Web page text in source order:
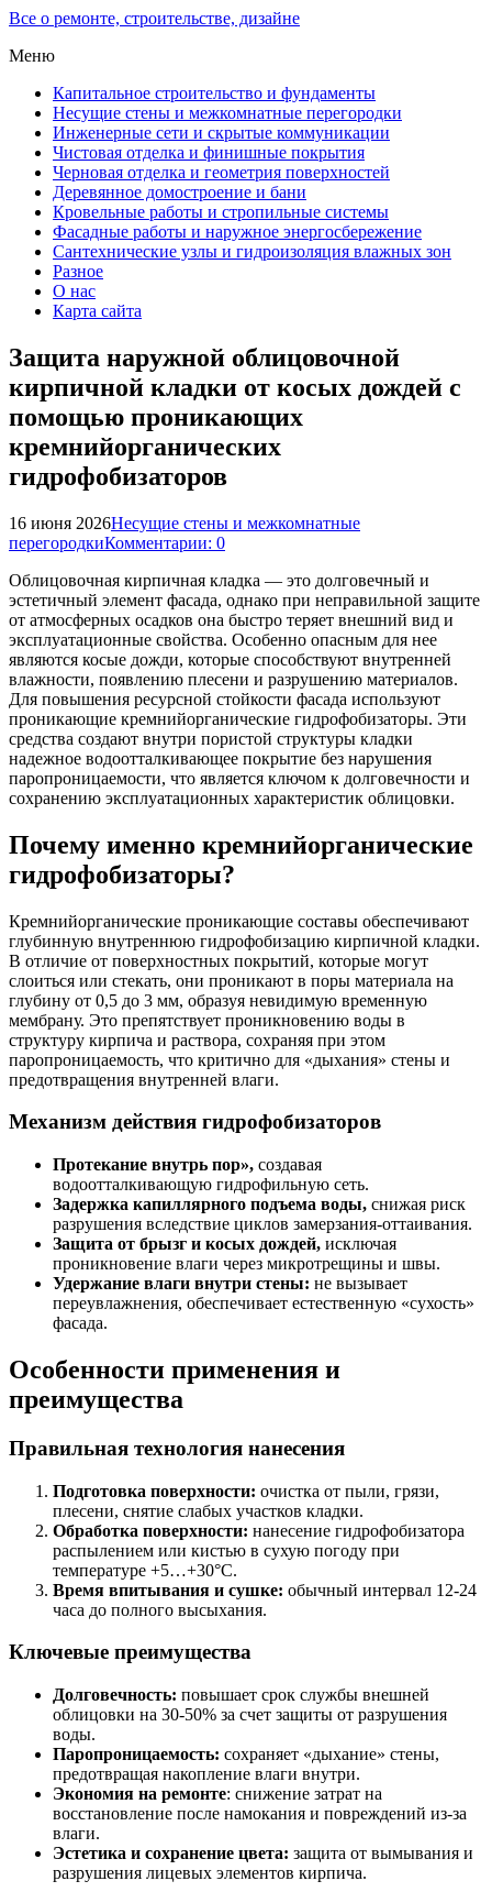
Все о ремонте, строительстве, дизайне
Меню
Капитальное строительство и фундаменты
Несущие стены и межкомнатные перегородки
Инженерные сети и скрытые коммуникации
Чистовая отделка и финишные покрытия
Черновая отделка и геометрия поверхностей
Деревянное домостроение и бани
Кровельные работы и стропильные системы
Фасадные работы и наружное энергосбережение
Сантехнические узлы и гидроизоляция влажных зон
Разное
О нас
Карта сайта
Защита наружной облицовочной
кирпичной кладки от косых дождей с
помощью проникающих
кремнийорганических
гидрофобизаторов
16 июня 2026Несущие стены и межкомнатные
перегородкиКомментарии: 0
Облицовочная кирпичная кладка — это долговечный и
эстетичный элемент фасада, однако при неправильной защите
от атмосферных осадков она быстро теряет внешний вид и
эксплуатационные свойства. Особенно опасным для нее
являются косые дожди, которые способствуют внутренней
влажности, появлению плесени и разрушению материалов.
Для повышения ресурсной стойкости фасада используют
проникающие кремнийорганические гидрофобизаторы. Эти
средства создают внутри пористой структуры кладки
надежное водоотталкивающее покрытие без нарушения
паропроницаемости, что является ключом к долговечности и
сохранению эксплуатационных характеристик облицовки.
Почему именно кремнийорганические
гидрофобизаторы?
Кремнийорганические проникающие составы обеспечивают
глубинную внутреннюю гидрофобизацию кирпичной кладки.
В отличие от поверхностных покрытий, которые могут
слоиться или стекать, они проникают в поры материала на
глубину от 0,5 до 3 мм, образуя невидимую временную
мембрану. Это препятствует проникновению воды в
структуру кирпича и раствора, сохраняя при этом
паропроницаемость, что критично для «дыхания» стены и
предотвращения внутренней влаги.
Механизм действия гидрофобизаторов
Протекание внутрь пор», создавая
водоотталкивающую гидрофильную сеть.
Задержка капиллярного подъема воды, снижая риск
разрушения вследствие циклов замерзания-оттаивания.
Защита от брызг и косых дождей, исключая
проникновение влаги через микротрещины и швы.
Удержание влаги внутри стены: не вызывает
переувлажнения, обеспечивает естественную «сухость»
фасада.
Особенности применения и
преимущества
Правильная технология нанесения
Подготовка поверхности: очистка от пыли, грязи,
плесени, снятие слабых участков кладки.
Обработка поверхности: нанесение гидрофобизатора
распылением или кистью в сухую погоду при
температуре +5…+30°C.
Время впитывания и сушке: обычный интервал 12-24
часа до полного высыхания.
Ключевые преимущества
Долговечность: повышает срок службы внешней
облицовки на 30-50% за счет защиты от разрушения
воды.
Паропроницаемость: сохраняет «дыхание» стены,
предотвращая накопление влаги внутри.
Экономия на ремонте: снижение затрат на
восстановление после намокания и повреждений из-за
влаги.
Эстетика и сохранение цвета: защита от вымывания и
разрушения лицевых элементов кирпича.